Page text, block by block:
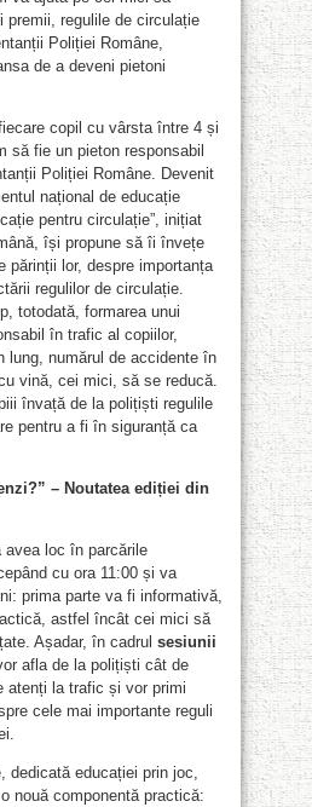
premii, regulile de circulație
Poliției Române,
de a deveni pietoni
copil cu vârsta între 4 și
să fie un pieton responsabil
Poliției Române. Devenit
național de educație
pentru circulație”, inițiat
își propune să îi învețe
părinții lor, despre importanța
regulilor de circulație.
totodată, formarea unui
în trafic al copiilor,
lung, numărul de accidente în
vină, cei mici, să se reducă.
învață de la polițiști regulile
pentru a fi în siguranță ca
– Noutatea ediției din
avea loc în parcările
cu ora 11:00 și va
prima parte va fi informativă,
astfel încât cei mici să
Așadar, în cadrul sesiunii
afla de la polițiști cât de
atenți la trafic și vor primi
cele mai importante reguli
dedicată educației prin joc,
nouă componentă practică: